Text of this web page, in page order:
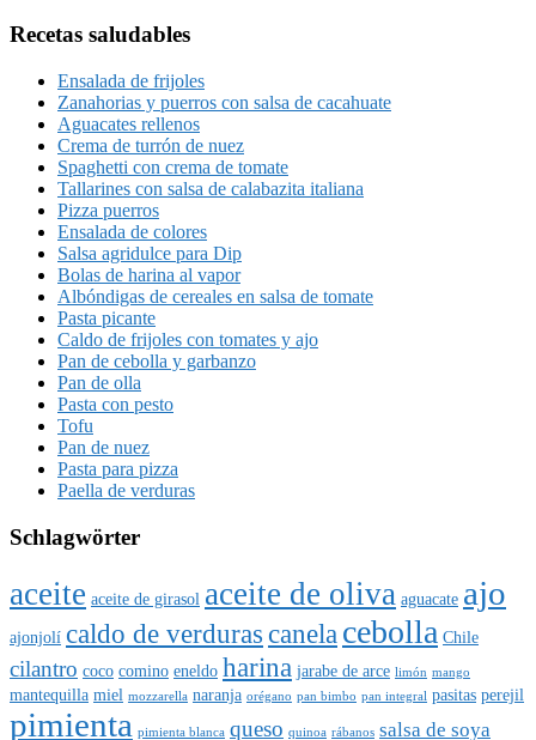
Recetas saludables
Ensalada de frijoles
Zanahorias y puerros con salsa de cacahuate
Aguacates rellenos
Crema de turrón de nuez
Spaghetti con crema de tomate
Tallarines con salsa de calabazita italiana
Pizza puerros
Ensalada de colores
Salsa agridulce para Dip
Bolas de harina al vapor
Albóndigas de cereales en salsa de tomate
Pasta picante
Caldo de frijoles con tomates y ajo
Pan de cebolla y garbanzo
Pan de olla
Pasta con pesto
Tofu
Pan de nuez
Pasta para pizza
Paella de verduras
Schlagwörter
aceite aceite de girasol aceite de oliva aguacate ajo
ajonjolí caldo de verdurascanela cebolla Chile
cilantro coco comino eneldo harina jarabe de arce limón mango
mantequilla miel mozzarella naranja orégano pan bimbo pan integral pasitas perejil
pimienta pimienta blanca queso quinoa rábanos salsa de soya